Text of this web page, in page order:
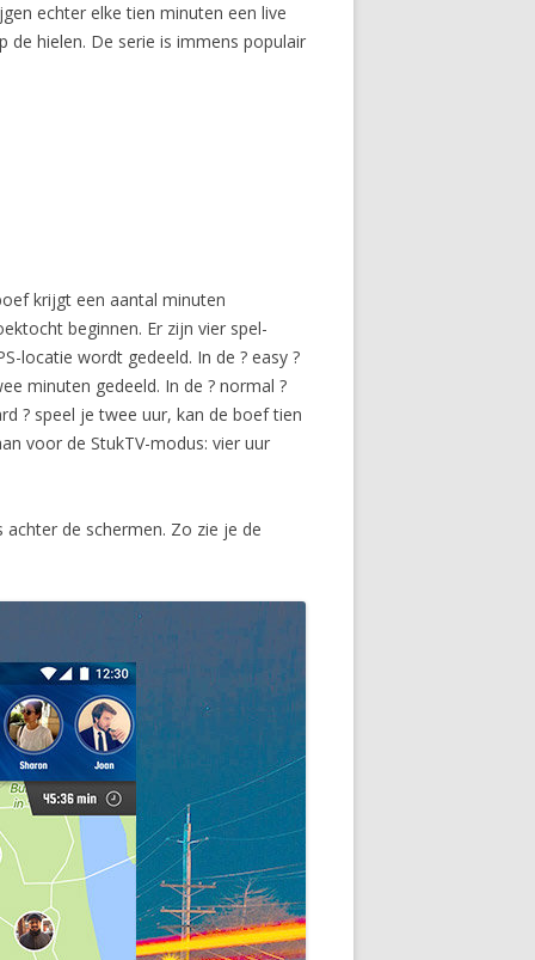
echter elke tien minuten een live
hielen. De serie is immens populair
krijgt een aantal minuten
beginnen. Er zijn vier spel-
locatie wordt gedeeld. In de ? easy ?
minuten gedeeld. In de ? normal ?
? speel je twee uur, kan de boef tien
voor de StukTV-modus: vier uur
achter de schermen. Zo zie je de